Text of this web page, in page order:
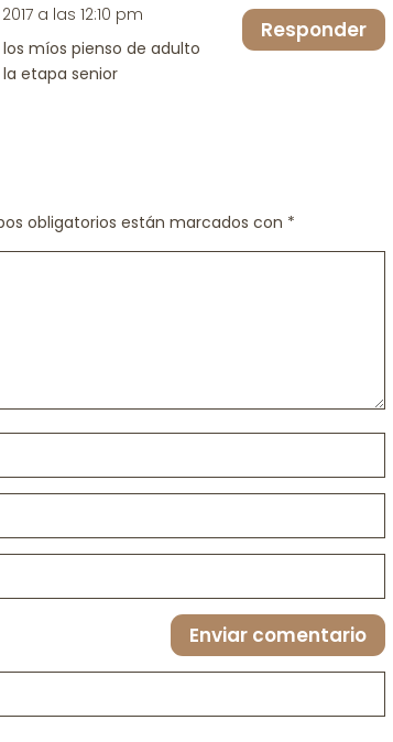
a las 12:10 pm
míos pienso de adulto
etapa senior
Responder
obligatorios están marcados con *
Enviar comentario